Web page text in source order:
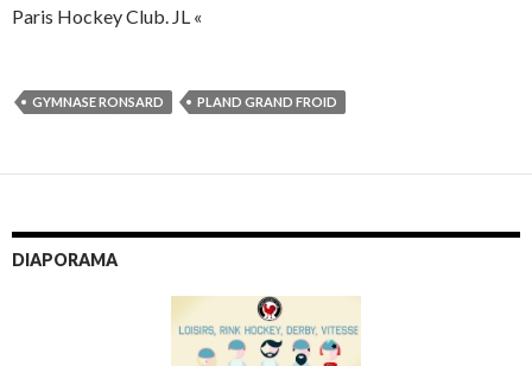
Paris Hockey Club. JL «
GYMNASE RONSARD PLAND GRAND FROID
DIAPORAMA